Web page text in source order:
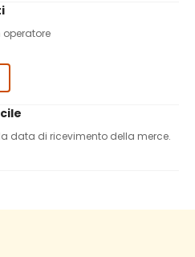
operatore
data di ricevimento della merce.